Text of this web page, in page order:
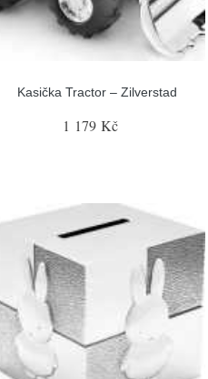
Kasička Tractor – Zilverstad
1 179 Kč